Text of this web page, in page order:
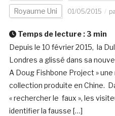
Royaume Uni 01/05/2015
Temps de lecture : 3 min
Depuis le 10 février 2015, la
Londres a glissé dans sa
A Doug Fishbone Project » une
collection produite en Chine.
« rechercher le faux », les
identifier la fausse […]